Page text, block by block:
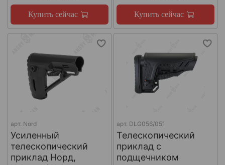
Купить сейчас Купить сейчас
арт. Nord
Усиленный
телескопический
приклад Норд,
арт. DLG056/051
Телескопический
приклад с
подщечником